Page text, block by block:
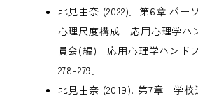
北見由奈 (2022)．第6章 パー
心理尺度構成 応用心理学ハ
員会(編) 応用心理学ハンド
278-279．
北見由奈 (2019). 第7章 学